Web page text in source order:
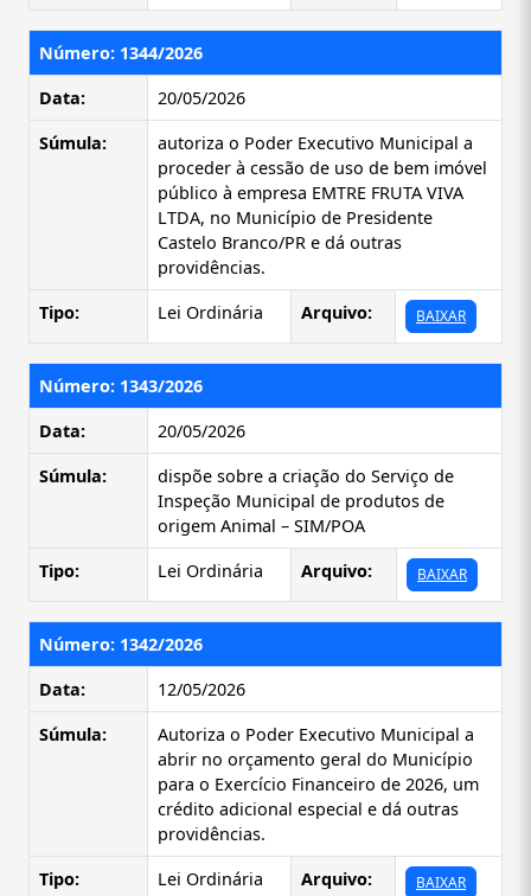
Número: 1344/2026
Data:
20/05/2026
Súmula:
autoriza o Poder Executivo Municipal a
proceder à cessão de uso de bem imóvel
público à empresa EMTRE FRUTA VIVA
LTDA, no Município de Presidente
Castelo Branco/PR e dá outras
providências.
Tipo:
Lei Ordinária Arquivo: BAIXAR
Número: 1343/2026
Data:
20/05/2026
Súmula:
dispõe sobre a criação do Serviço de
Inspeção Municipal de produtos de
origem Animal – SIM/POA
Tipo:
Lei Ordinária Arquivo: BAIXAR
Número: 1342/2026
Data:
12/05/2026
Súmula:
Autoriza o Poder Executivo Municipal a
abrir no orçamento geral do Município
para o Exercício Financeiro de 2026, um
crédito adicional especial e dá outras
providências.
Tipo:
Lei Ordinária Arquivo: BAIXAR